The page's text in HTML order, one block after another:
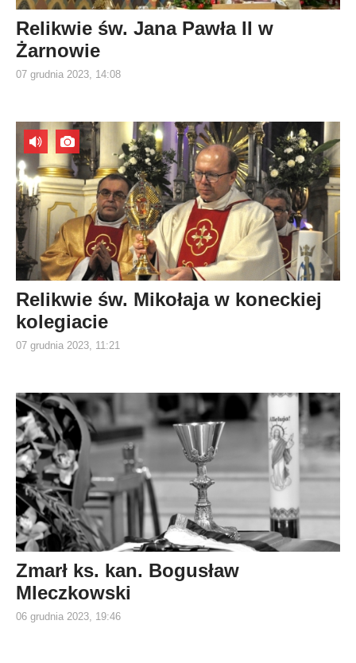
Relikwie św. Jana Pawła II w
Żarnowie
07 grudnia 2023, 14:08
Relikwie św. Mikołaja w koneckiej
kolegiacie
07 grudnia 2023, 11:21
Zmarł ks. kan. Bogusław
Mleczkowski
06 grudnia 2023, 19:46